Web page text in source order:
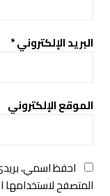
البريد الإلكتروني*
الموقع الإلكتروني
احفظ اسمي،
المتصفح لاستخدامها